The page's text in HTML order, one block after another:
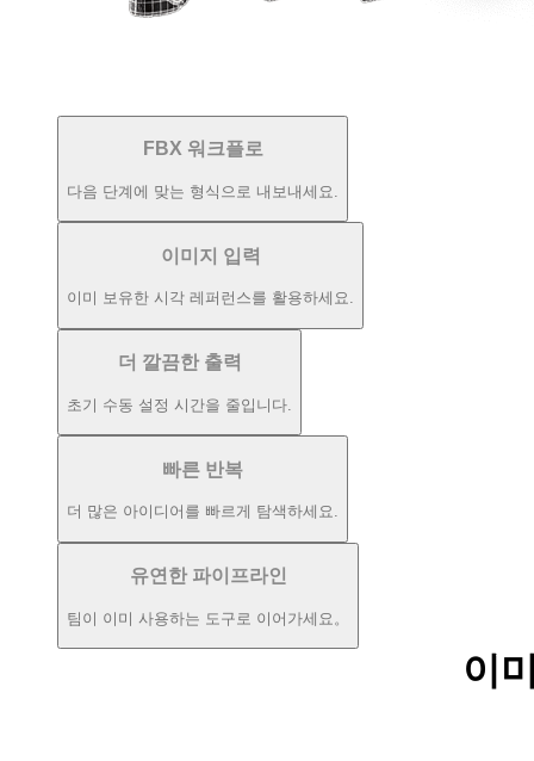
FBX 워크플로
다음 단계에 맞는 형식으로 내보내세요.
이미지 입력
이미 보유한 시각 레퍼런스를 활용하세요.
더 깔끔한 출력
초기 수동 설정 시간을 줄입니다.
빠른 반복
더 많은 아이디어를 빠르게 탐색하세요.
유연한 파이프라인
팀이 이미 사용하는 도구로 이어가세요。
이